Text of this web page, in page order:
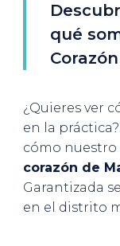
qué
¿Quieres ver
en la
cómo
corazón de
Garantizada
en el distrito